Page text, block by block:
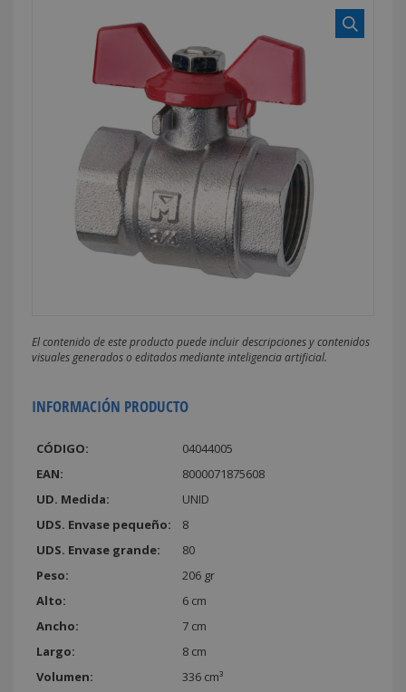
El contenido de este producto puede incluir descripciones y contenidos
visuales generados o editados mediante inteligencia artificial.
INFORMACIÓN PRODUCTO
CÓDIGO:
04044005
EAN:
8000071875608
UD. Medida:
UNID
UDS. Envase pequeño:
8
UDS. Envase grande:
80
Peso:
206 gr
Alto:
6 cm
Ancho:
7 cm
Largo:
8 cm
Volumen:
336 cm³